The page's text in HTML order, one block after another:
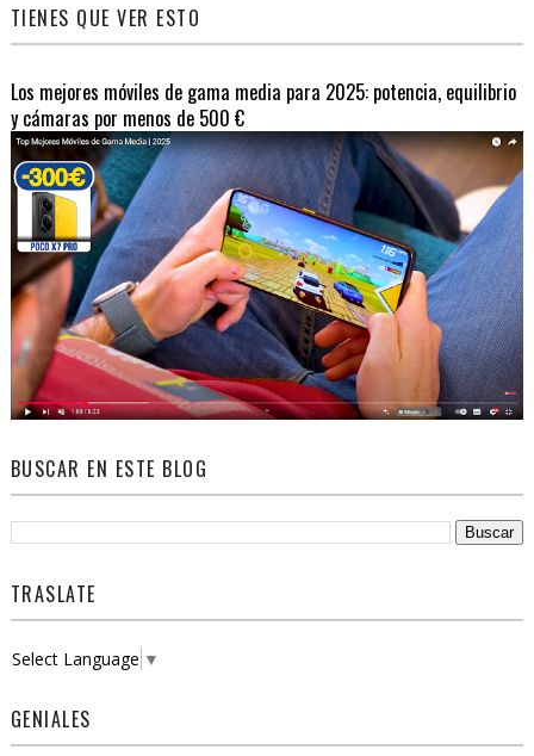
TIENES QUE VER ESTO
Los mejores móviles de gama media para 2025: potencia, equilibrio
y cámaras por menos de 500 €
BUSCAR EN ESTE BLOG
TRASLATE
Select Language ▼
GENIALES